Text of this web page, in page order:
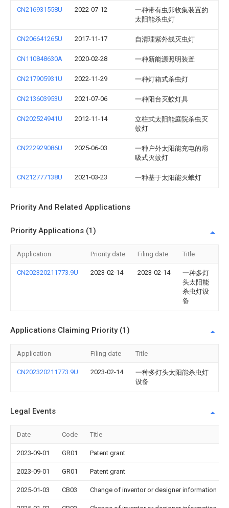
CN216931558U 2022-07-12
一种带有虫卵收集装置的
太阳能杀虫灯
CN206641265U 2017-11-17 自清理紫外线灭虫灯
CN110848630A 2020-02-28 一种新能源照明装置
CN217905931U 2022-11-29 一种灯箱式杀虫灯
CN213603953U 2021-07-06 一种阳台灭蚊灯具
CN202524941U 2012-11-14
立柱式太阳能庭院杀虫灭
蚊灯
CN222929086U 2025-06-03
一种户外太阳能充电的扇
吸式灭蚊灯
CN212777138U 2021-03-23 一种基于太阳能灭蛾灯
Priority And Related Applications
Priority Applications (1)
Application Priority date Filing date Title
CN202320211773.9U 2023-02-14 2023-02-14
一种多灯
头太阳能
杀虫灯设
备
Applications Claiming Priority (1)
Application Filing date Title
CN202320211773.9U 2023-02-14
一种多灯头太阳能杀虫灯
设备
Legal Events
Date Code Title
2023-09-01 GR01 Patent grant
2023-09-01 GR01 Patent grant
2025-01-03 CB03 Change of inventor or designer information